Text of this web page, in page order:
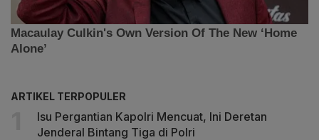
ARTIKEL TERPOPULER
Isu Pergantian Kapolri Mencuat, Ini Deretan
Jenderal Bintang Tiga di Polri